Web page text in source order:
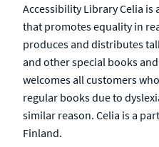
Accessibility Library Celia
that promotes equality in
produces and distributes
and other special books
welcomes all customers
regular books due to
similar reason. Celia is a
Finland.